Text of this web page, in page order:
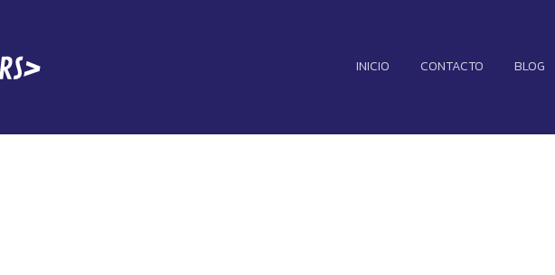
INICIO CONTACTO BLOG
Samsung llegará